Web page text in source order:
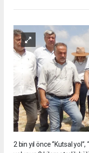
2 bin yıl önce ‘’Kutsal